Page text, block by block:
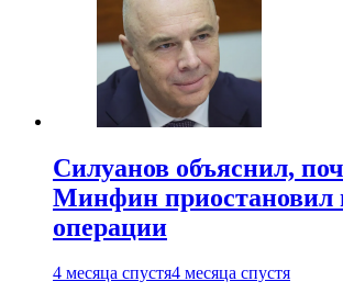
Силуанов объяснил,
Минфин приостановил
операции
4 месяца спустя4 месяца спустя